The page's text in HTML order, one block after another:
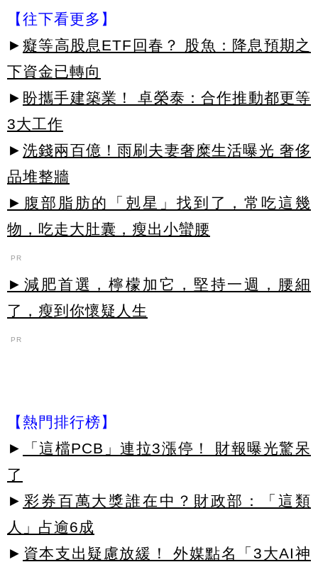
【往下看更多】
► 癡等高股息ETF回春？ 股魚：降息預期之
下資金已轉向
► 盼攜手建築業！ 卓榮泰：合作推動都更等
3大工作
► 洗錢兩百億！雨刷夫妻奢糜生活曝光 奢侈
品堆整牆
►腹部脂肪的「剋星」找到了，常吃這幾
物，吃走大肚囊，瘦出小蠻腰
PR
►減肥首選，檸檬加它，堅持一週，腰細
了，瘦到你懷疑人生
PR
【熱門排行榜】
►
「這檔PCB」連拉3漲停！ 財報曝光驚呆
了
► 彩券百萬大獎誰在中？財政部：「這類
人」占逾6成
► 資本支出疑慮放緩！ 外媒點名「3大AI神